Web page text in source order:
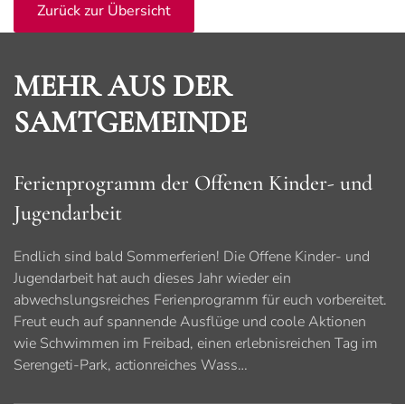
Zurück zur Übersicht
MEHR AUS DER
SAMTGEMEINDE
Ferienprogramm der Offenen Kinder- und
Jugendarbeit
Endlich sind bald Sommerferien! Die Offene Kinder- und
Jugendarbeit hat auch dieses Jahr wieder ein
abwechslungsreiches Ferienprogramm für euch vorbereitet.
Freut euch auf spannende Ausflüge und coole Aktionen
wie Schwimmen im Freibad, einen erlebnisreichen Tag im
Serengeti-Park, actionreiches Wass…